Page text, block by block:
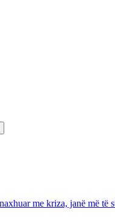
me kriza, janë më të